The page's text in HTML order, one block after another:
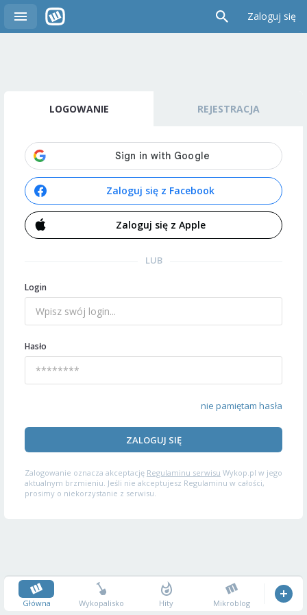
Zaloguj się
LOGOWANIE REJESTRACJA
Zaloguj się z Facebook
Zaloguj się z Apple
LUB
Login
Hasło
nie pamiętam hasła
ZALOGUJ SIĘ
Zalogowanie oznacza akceptację Regulaminu serwisu Wykop.pl w jego
aktualnym brzmieniu. Jeśli nie akceptujesz Regulaminu w całości,
prosimy o niekorzystanie z serwisu.
Główna Wykopalisko Hity Mikroblog